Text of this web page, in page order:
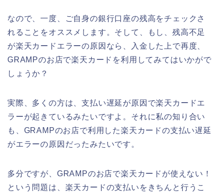
なので、一度、ご自身の銀行口座の残高をチェックさ
れることをオススメします。そして、もし、残高不足
が楽天カードエラーの原因なら、入金した上で再度、
GRAMPのお店で楽天カードを利用してみてはいかがで
しょうか？
実際、多くの方は、支払い遅延が原因で楽天カードエ
ラーが起きているみたいですよ。それに私の知り合い
も、GRAMPのお店で利用した楽天カードの支払い遅延
がエラーの原因だったみたいです。
多分ですが、GRAMPのお店で楽天カードが使えない！
という問題は、楽天カードの支払いをきちんと行うこ